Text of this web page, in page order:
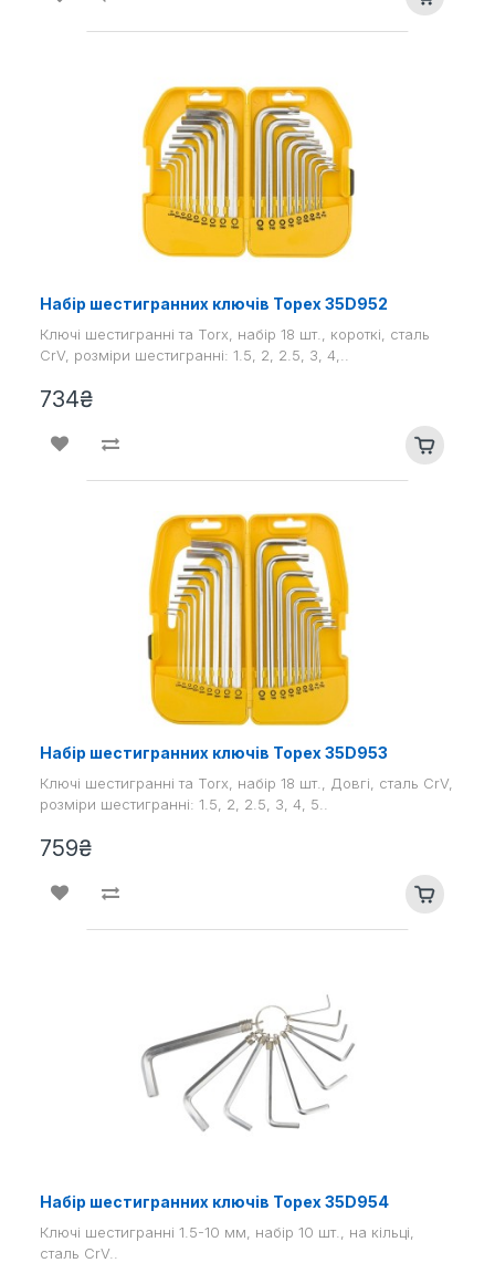
Набір шестигранних ключів Topex 35D952
Ключі шестигранні та Torx, набір 18 шт., короткі, сталь
CrV, розміри шестигранні: 1.5, 2, 2.5, 3, 4,..
734₴
Набір шестигранних ключів Topex 35D953
Ключі шестигранні та Torx, набір 18 шт., Довгі, сталь CrV,
розміри шестигранні: 1.5, 2, 2.5, 3, 4, 5..
759₴
Набір шестигранних ключів Topex 35D954
Ключі шестигранні 1.5-10 мм, набір 10 шт., на кільці,
сталь CrV..